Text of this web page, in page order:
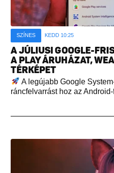
SZÍNES KEDD 10:25
A JÚLIUSI GOOGLE-
A PLAY ÁRUHÁZAT,
TÉRKÉPET
A legújabb Google
ráncfelvarrást hoz az